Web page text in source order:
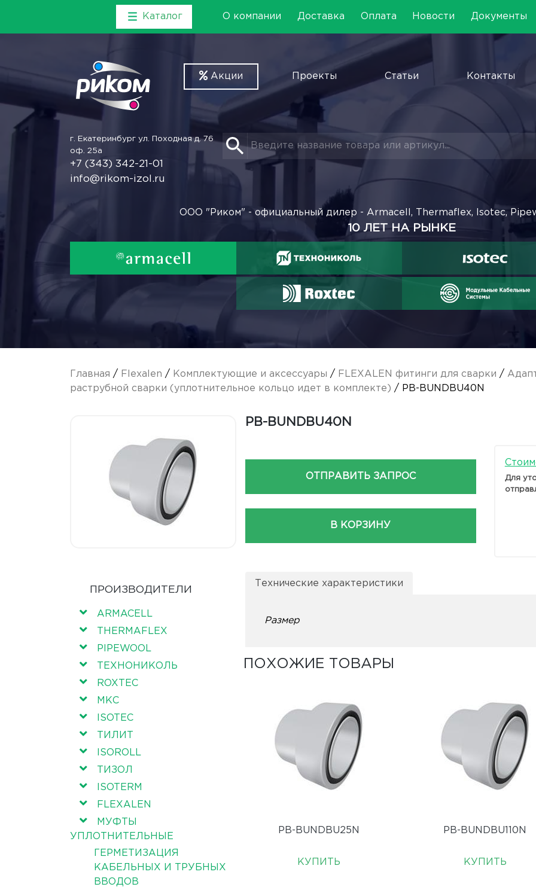
Каталог О компании Доставка Оплата Новости Документы
Акции Проекты Статьи Контакты
г. Екатеринбург ул. Походная д. 76
оф. 25а
+7 (343) 342-21-01
info@rikom-izol.ru
ООО "Риком" - официальный дилер - Armacell, Thermaflex, Isotec,
10 ЛЕТ НА РЫНКЕ
Главная / Flexalen / Комплектующие и аксессуары / FLEXALEN фитинги для сварки /
раструбной сварки (уплотнительное кольцо идет в комплекте) / PB-BUNDBU40N
PB-BUNDBU40N
ОТПРАВИТЬ ЗАПРОС
В КОРЗИНУ
Для
ПРОИЗВОДИТЕЛИ
ARMACELL
THERMAFLEX
PIPEWOOL
ТЕХНОНИКОЛЬ
ROXTEC
МКС
ISOTEC
ТИЛИТ
ISOROLL
ТИЗОЛ
ISOTERM
FLEXALEN
МУФТЫ
УПЛОТНИТЕЛЬНЫЕ
ГЕРМЕТИЗАЦИЯ
КАБЕЛЬНЫХ И ТРУБНЫХ
ВВОДОВ
Технические характеристики
Размер
ПОХОЖИЕ ТОВАРЫ
PB-BUNDBU25N
КУПИТЬ
PB-BUNDBU110N
КУПИТЬ